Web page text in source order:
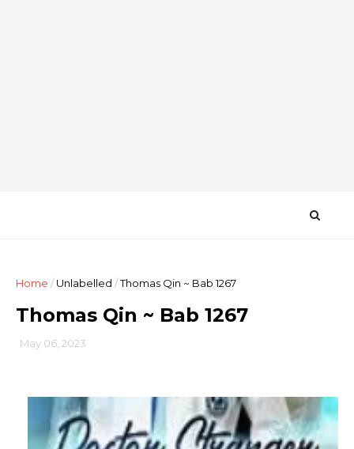
Home /Unlabelled /Thomas Qin ~ Bab 1267
Thomas Qin ~ Bab 1267
May 06, 2023